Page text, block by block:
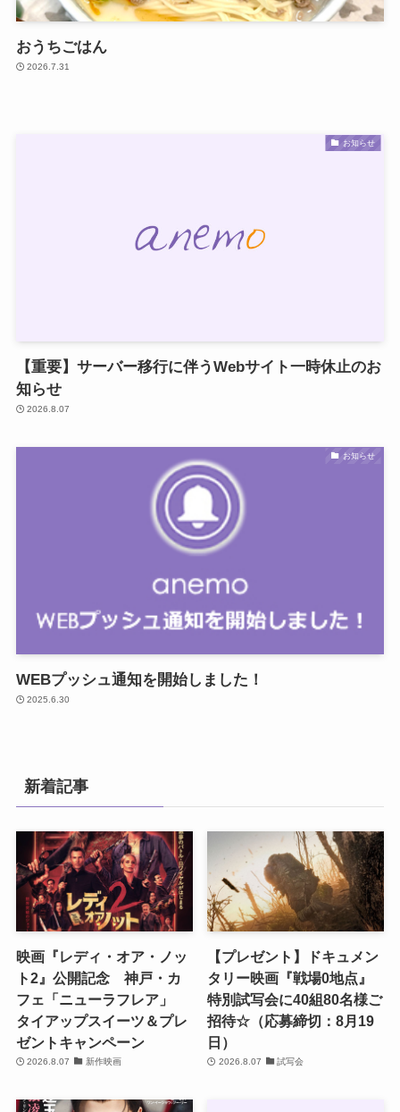
おうちごはん
2026.7.31
お知らせ
【重要】サーバー移行に伴うWebサイト一時休止のお
知らせ
2026.8.07
お知らせ
WEBプッシュ通知を開始しました！
2025.6.30
新着記事
映画『レディ・オア・ノッ
ト2』公開記念 神戸・カ
フェ「ニューラフレア」
タイアップスイーツ＆プレ
ゼントキャンペーン
2026.8.07 新作映画
【プレゼント】ドキュメン
タリー映画『戦場0地点』
特別試写会に40組80名様ご
招待☆（応募締切：8月19
日）
2026.8.07 試写会